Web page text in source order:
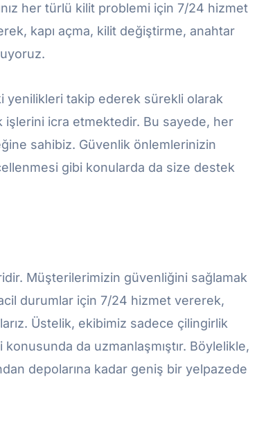
her türlü kilit problemi için 7/24 hizmet
kapı açma, kilit değiştirme, anahtar
yenilikleri takip ederek sürekli olarak
icra etmektedir. Bu sayede, her
sahibiz. Güvenlik önlemlerinizin
gibi konularda da size destek
Müşterilerimizin güvenliğini sağlamak
durumlar için 7/24 hizmet vererek,
Üstelik, ekibimiz sadece çilingirlik
da uzmanlaşmıştır. Böylelikle,
depolarına kadar geniş bir yelpazede